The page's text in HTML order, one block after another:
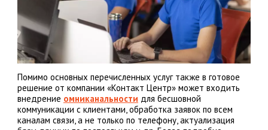
Помимо основных перечисленных услуг также в готовое
решение от компании «Контакт Центр» может входить
внедрение омниканальности для бесшовной
коммуникации с клиентами, обработка заявок по всем
каналам связи, а не только по телефону, актуализация